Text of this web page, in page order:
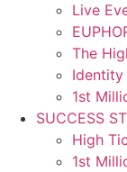
Live
The
Identity
1st
SUCCESS
High
1st